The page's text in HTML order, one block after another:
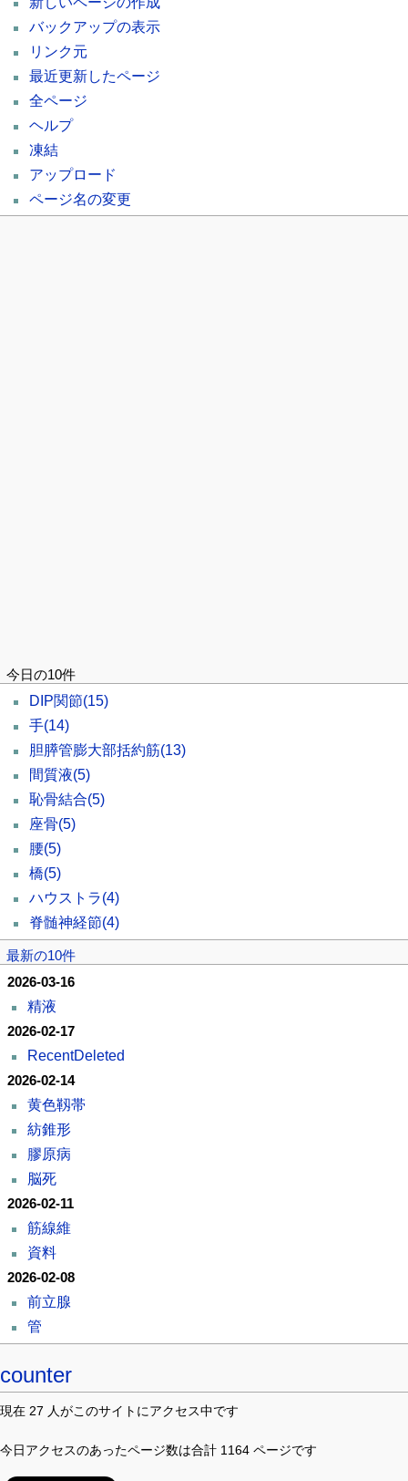
バックアップの表示
リンク元
最近更新したページ
全ページ
ヘルプ
凍結
アップロード
ページ名の変更
今日の10件
DIP関節(15)
手(14)
胆膵管膨大部括約筋(13)
間質液(5)
恥骨結合(5)
座骨(5)
腰(5)
橋(5)
ハウストラ(4)
脊髄神経節(4)
最新の10件
2026-03-16
精液
2026-02-17
RecentDeleted
2026-02-14
黄色靱帯
紡錐形
膠原病
脳死
2026-02-11
筋線維
資料
2026-02-08
前立腺
管
counter
現在 27 人がこのサイトにアクセス中です
今日アクセスのあったページ数は合計 1164 ページです